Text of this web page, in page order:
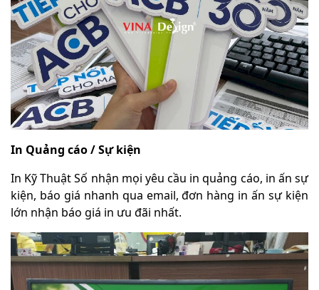
In Quảng cáo / Sự kiện
In Kỹ Thuật Số nhận mọi yêu cầu in quảng cáo, in ấn sự
kiện, báo giá nhanh qua email, đơn hàng in ấn sự kiện
lớn nhận báo giá in ưu đãi nhất.